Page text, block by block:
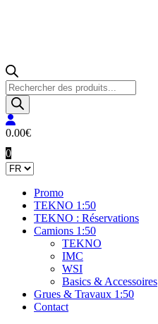
Recherche
de
produits
0.00€
0
Promo
TEKNO 1:50
TEKNO : Réservations
Camions 1:50
TEKNO
IMC
WSI
Basics & Accessoires
Grues & Travaux 1:50
Contact